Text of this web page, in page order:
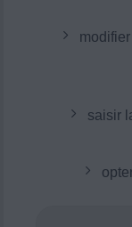
saisir